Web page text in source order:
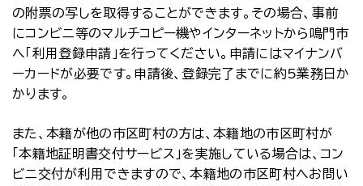
の附票の写しを取得することができます。その場合、事前
にコンビニ等のマルチコピー機やインターネットから鳴門市
へ「利用登録申請」を行ってください。申請にはマイナンバ
ーカードが必要です。申請後、登録完了までに約5業務日か
かります。
また、本籍が他の市区町村の方は、本籍地の市区町村が
「本籍地証明書交付サービス」を実施している場合は、コン
ビニ交付が利用できますので、本籍地の市区町村へお問い